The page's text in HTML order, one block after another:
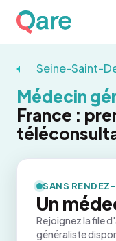
Seine-Saint-
Médecin
France :
SANS
Un
Rejoignez la file
généraliste